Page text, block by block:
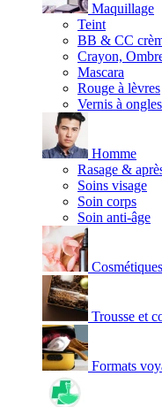
Maquillage
Teint
BB & CC
Crayon,
Mascara
Rouge à lèvres
Vernis à
Homme
Rasage &
Soins visage
Soin corps
Soin anti-âge
Trousse et
Formats